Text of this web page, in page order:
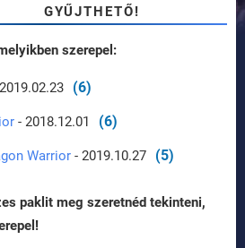
GYŰJTHETŐ!
szerepel:
(6)
- 2018.12.01 (6)
Warrior - 2019.10.27 (5)
paklit meg szeretnéd tekinteni,